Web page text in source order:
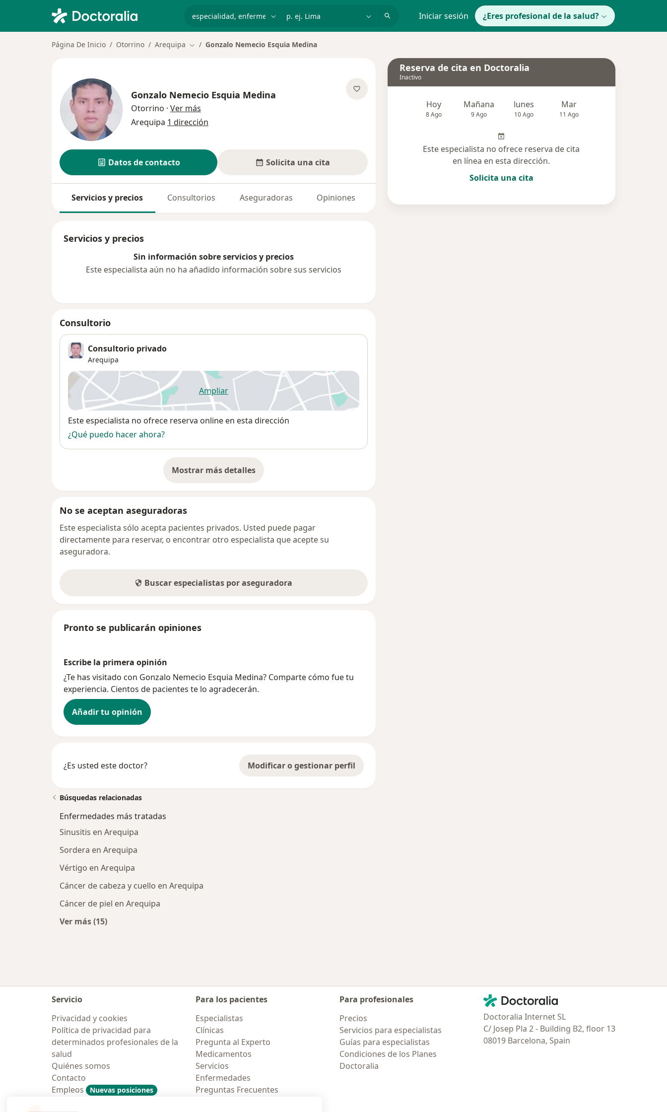
Iniciar sesión ¿Eres profesional de la salud?
Página De Inicio Otorrino Arequipa Cambiar de ciudad
Gonzalo Nemecio Esquia Medina
Gonzalo Nemecio Esquia Medina
Otorrino · Ver más
Arequipa 1 dirección
Datos de contacto Solicita una cita
Servicios y precios Consultorios Aseguradoras Opiniones
Servicios y precios
Sin información sobre servicios y precios
Este especialista aún no ha añadido información sobre sus servicios
Consultorio
Consultorio privado
Arequipa
Ampliarse abre en una nueva pestaña
Disponibilidad
Este especialista no ofrece reserva online en esta dirección
¿Qué puedo hacer ahora?
Mostrar más detalles
sobre la dirección
No se aceptan aseguradoras
Este especialista sólo acepta pacientes privados. Usted puede pagar
directamente para reservar, o encontrar otro especialista que acepte su
aseguradora.
Buscar especialistas por aseguradora
Pronto se publicarán opiniones
Escribe la primera opinión
¿Te has visitado con Gonzalo Nemecio Esquia Medina? Comparte cómo fue tu
experiencia. Cientos de pacientes te lo agradecerán.
Añadir tu opinión
¿Es usted este doctor? Modificar o gestionar perfil
Reserva de cita en Doctoralia
Inactivo
Hoy
8 Ago
Mañana
9 Ago
lunes
10 Ago
Mar
11 Ago
Este especialista no ofrece reserva de cita
en línea en esta dirección.
Solicita una cita
Búsquedas relacionadas
Enfermedades más tratadas
Sinusitis en Arequipa
Sordera en Arequipa
Vértigo en Arequipa
Cáncer de cabeza y cuello en Arequipa
Cáncer de piel en Arequipa
Ver más (15)
Servicio
Privacidad y cookies
Política de privacidad para
determinados profesionales de la
salud
Quiénes somos
Contacto
Empleos
Nuevas posiciones
Para los pacientes
Especialistas
Clínicas
Pregunta al Experto
Medicamentos
Servicios
Enfermedades
Preguntas Frecuentes
Para profesionales
Precios
Servicios para especialistas
Guías para especialistas
Condiciones de los Planes
Doctoralia
Contacto
Doctoralia - Página de inicio
Doctoralia Internet SL
C/ Josep Pla 2 - Building B2, floor 13
08019 Barcelona, Spain